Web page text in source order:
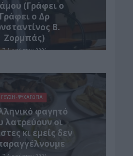
(Γράφει ο
Γράφει ο Δρ
Β.
Ζορμπάς)
7 Αυγούστου 2026
ΓΕΎΣΗ - ΨΥΧΑΓΩΓΊΑ
φαγητό
λατρεύουν οι
κι εμείς δεν